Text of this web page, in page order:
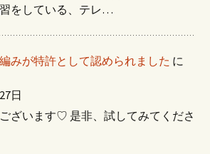
をしている、テレ…
みが特許として認められました に
日
ざいます♡ 是非、試してみてくださ